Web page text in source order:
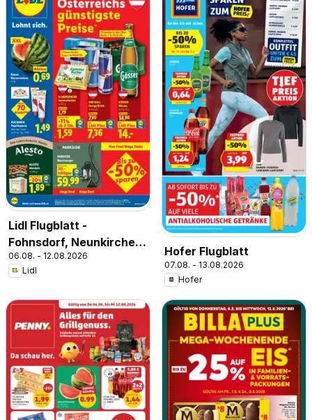
Lidl Flugblatt -
Fohnsdorf, Neunkirchen,
Graz
06.08. - 12.08.2026
Lidl
Hofer Flugblatt
07.08. - 13.08.2026
Hofer